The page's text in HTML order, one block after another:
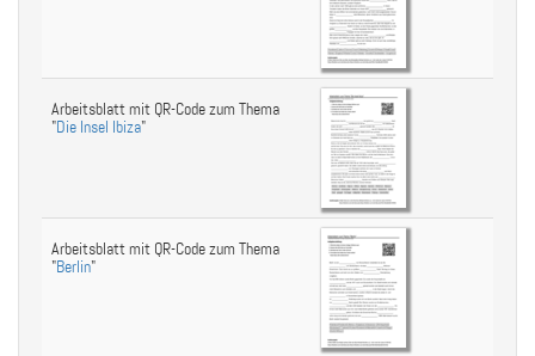
Arbeitsblatt mit QR-Code zum Thema
"Die Insel Ibiza"
Arbeitsblatt mit QR-Code zum Thema
"Berlin"